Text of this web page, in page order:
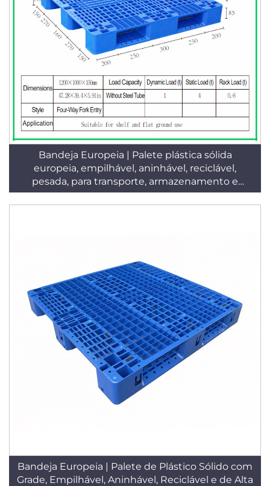
Bandeja Europeia | Palete plástica sólida
europeia, empilhável, aninhável, reciclável,
pesada, para transporte, armazenamento e
logística em armazéns T28
Bandeja Europeia | Palete de Plástico Sólido com
Grade, Empilhável, Aninhável, Reciclável e de Alta